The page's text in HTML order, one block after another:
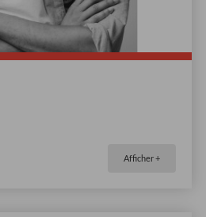
Afficher +